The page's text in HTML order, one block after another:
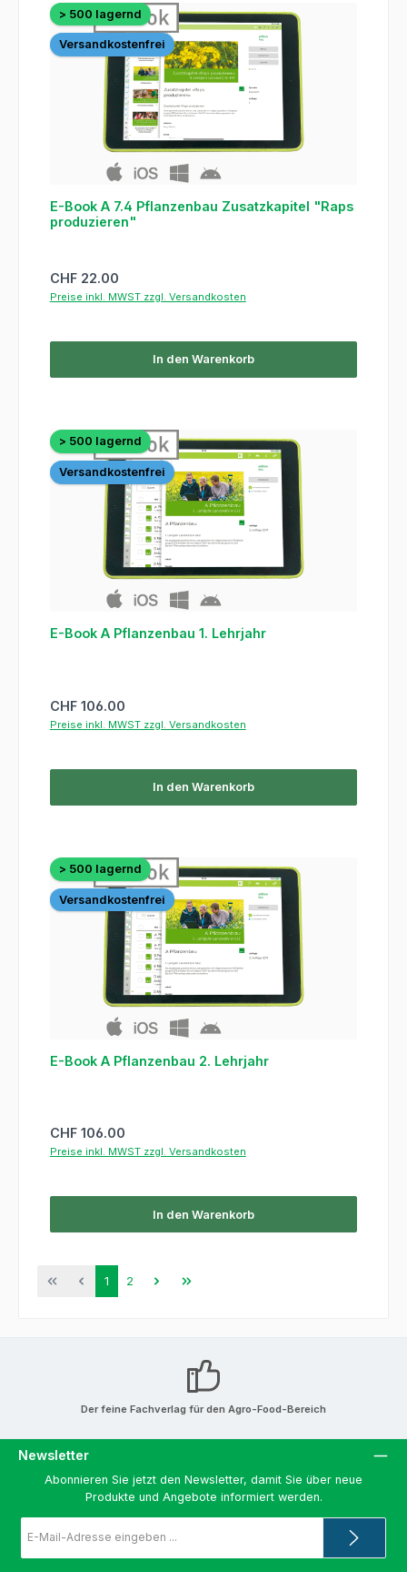
> 500 lagernd
Versandkostenfrei
E-Book A 7.4 Pflanzenbau Zusatzkapitel "Raps
produzieren"
Regulärer Preis:
CHF 22.00
Preise inkl. MWST zzgl. Versandkosten
In den Warenkorb
> 500 lagernd
Versandkostenfrei
E-Book A Pflanzenbau 1. Lehrjahr
Regulärer Preis:
CHF 106.00
Preise inkl. MWST zzgl. Versandkosten
In den Warenkorb
> 500 lagernd
Versandkostenfrei
E-Book A Pflanzenbau 2. Lehrjahr
Regulärer Preis:
CHF 106.00
Preise inkl. MWST zzgl. Versandkosten
In den Warenkorb
Seite
1 Seite
2
Der feine Fachverlag für den Agro-Food-Bereich
Newsletter
Abonnieren Sie jetzt den Newsletter, damit Sie über neue
Produkte und Angebote informiert werden.
Mail-
*